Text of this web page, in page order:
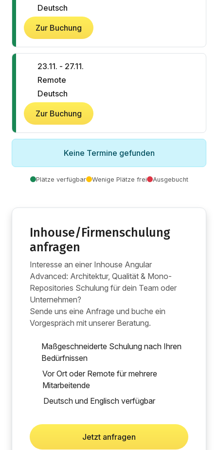
Deutsch
Zur Buchung
23.11. - 27.11.
Remote
Deutsch
Zur Buchung
Keine Termine gefunden
Plätze verfügbar Wenige Plätze frei Ausgebucht
Inhouse/Firmenschulung
anfragen
Interesse an einer Inhouse Angular
Advanced: Architektur, Qualität & Mono-
Repositories Schulung für dein Team oder
Unternehmen?
Sende uns eine Anfrage und buche ein
Vorgespräch mit unserer Beratung.
Maßgeschneiderte Schulung nach Ihren
Bedürfnissen
Vor Ort oder Remote für mehrere
Mitarbeitende
Deutsch und Englisch verfügbar
Jetzt anfragen